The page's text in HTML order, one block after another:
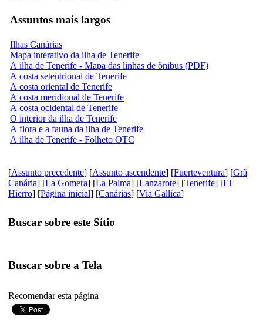
Assuntos mais largos
Ilhas Canárias
Mapa interativo da ilha de Tenerife
A ilha de Tenerife - Mapa das linhas de ônibus (PDF)
A costa setentrional de Tenerife
A costa oriental de Tenerife
A costa meridional de Tenerife
A costa ocidental de Tenerife
O interior da ilha de Tenerife
A flora e a fauna da ilha de Tenerife
A ilha de Tenerife - Folheto OTC
[Assunto precedente] [Assunto ascendente] [Fuerteventura] [Grã
Canária] [La Gomera] [La Palma] [Lanzarote] [Tenerife] [El
Hierro] [Página inicial] [Canárias] [Via Gallica]
Buscar sobre este Sítio
Buscar sobre a Tela
Recomendar esta página